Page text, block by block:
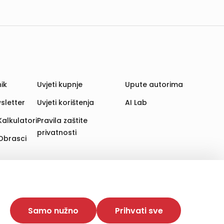
Time poboljšavamo korisničko iskustvo,
web stranica i uređaja u tu svrhu. Naši partneri
Opcija „Prihvati sve“ omogućuje postavljanje i
Samo nužno Prihvati sve
Uvjeti kupnje
Uvjeti korištenja
Pravila zaštite
privatnosti
Upute autorima
AI Lab